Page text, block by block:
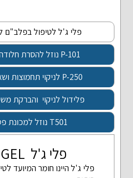
פלי ג'ל לטיפול בפלב"ם
P-101 נוזל להסרת
P-250 לניקוי תחמוצות
פלידול לניקוי והברקת
T501 נוזל למכונת
פלי ג'ל PELI – GEL
פלי ג'ל היינו חומר המיועד